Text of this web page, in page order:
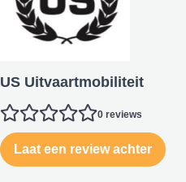
US Uitvaartmobiliteit
0 reviews
Laat een review achter